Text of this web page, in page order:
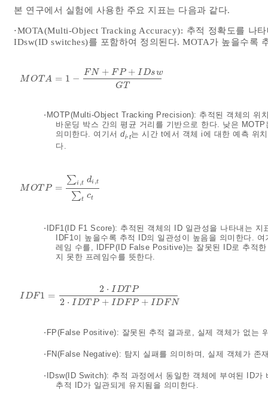
본 연구에서 실험에 사용한 주요 지표는 다음과 같다.
⋅MOTA(Multi-Object Tracking Accuracy): 추적 정확도를 나
IDsw(ID switches)를 포함하여 정의된다. MOTA가 높을수록
M OTA = 1 −
FN + FP + I Dsw
GT
MO T A= 1-FN+FP+IDswGT
⋅MOTP(Multi-Object Tracking Precision): 추적된 객체의 위
바운딩 박스 간의 평균 거리를 기반으로 한다. 낮은
의미한다. 여기서 di,t는 시간 t에서 객체 i에 대한 예측 위
다.
M OT P =
∑i ,t di ,t
∑t ct
MOTP= ∑i,tdi,t∑
⋅IDF1(ID F1 Score): 추적된 객체의 ID 일관성을 나타내는
IDF1이 높을수록 추적 ID의 일관성이 높음을 의미한다.
레임 수를, IDFP(ID False Positive)는 잘못된 ID로 추적
지 못한 프레임수를 뜻한다.
I DF1 =
2 ⋅ I DT P
2 ⋅ I DT P + I D FP + I D FN
I DF 1=2⋅IDTP2⋅IDTP+IDFP+ID
⋅FP(False Positive): 잘못된 추적 결과로, 실제 객체가 없는
⋅FN(False Negative): 탐지 실패를 의미하며, 실제 객체가 존
⋅IDsw(ID Switch): 추적 과정에서 동일한 객체에 부여된 ID
추적 ID가 일관되게 유지됨을 의미한다.